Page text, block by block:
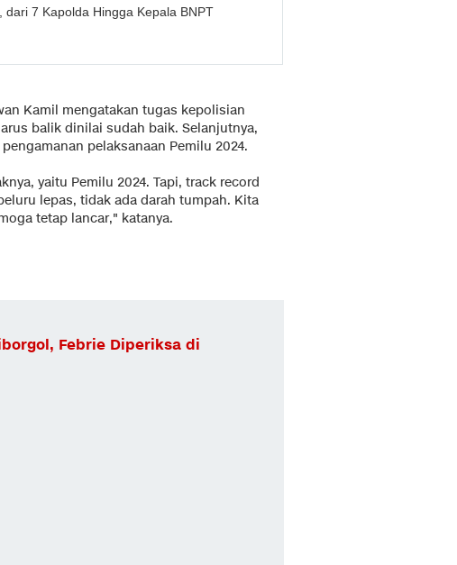
dari 7 Kapolda Hingga Kepala BNPT
Kamil mengatakan tugas kepolisian
balik dinilai sudah baik. Selanjutnya,
pelaksanaan Pemilu 2024.
yaitu Pemilu 2024. Tapi, track record
lepas, tidak ada darah tumpah. Kita
tetap lancar," katanya.
Febrie Diperiksa di